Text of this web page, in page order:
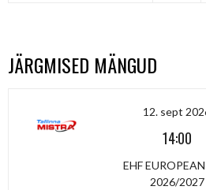
JÄRGMISED MÄNGUD
12. sept
14:00
EHF
2026/2027